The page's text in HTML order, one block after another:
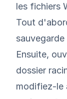
les fichiers
Tout
Ensuite,
dossier
modifiez-le